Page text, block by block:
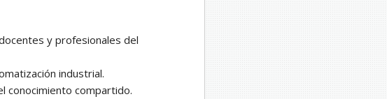
y profesionales del
industrial.
conocimiento compartido.